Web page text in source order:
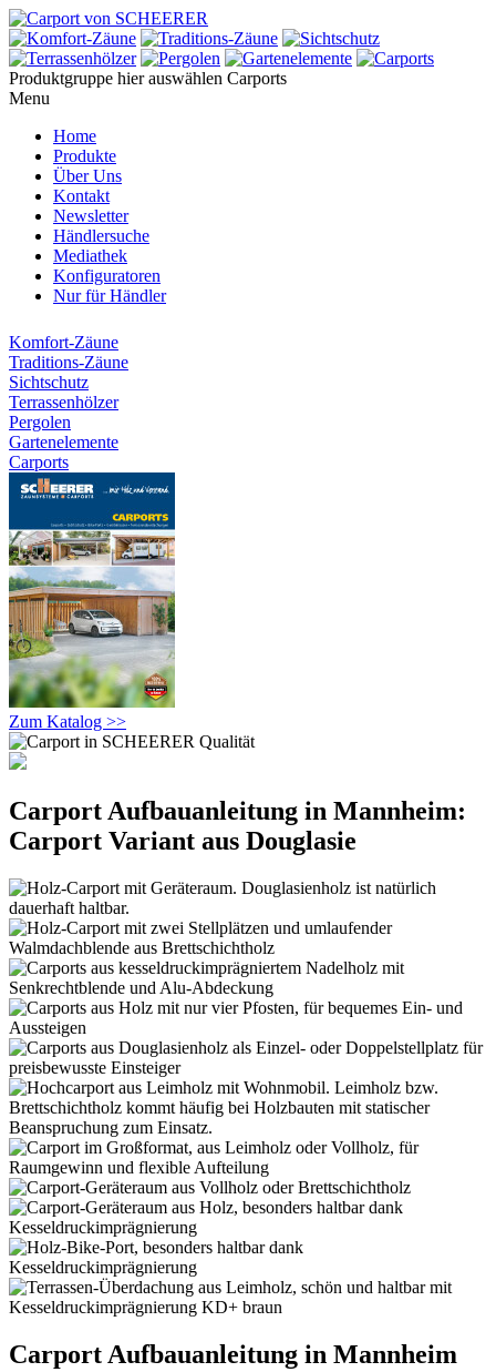
Produktgruppe hier auswählen Carports
Menu
Home
Produkte
Über Uns
Kontakt
Newsletter
Händlersuche
Mediathek
Konfiguratoren
Nur für Händler
Komfort-Zäune
Traditions-Zäune
Sichtschutz
Terrassenhölzer
Pergolen
Gartenelemente
Carports
Zum Katalog >>
Carport Aufbauanleitung in Mannheim:
Carport Variant aus Douglasie
Carport Aufbauanleitung in Mannheim